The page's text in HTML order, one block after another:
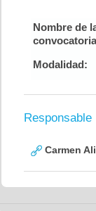
Nombre de
Modalidad:
Responsable
Carmen